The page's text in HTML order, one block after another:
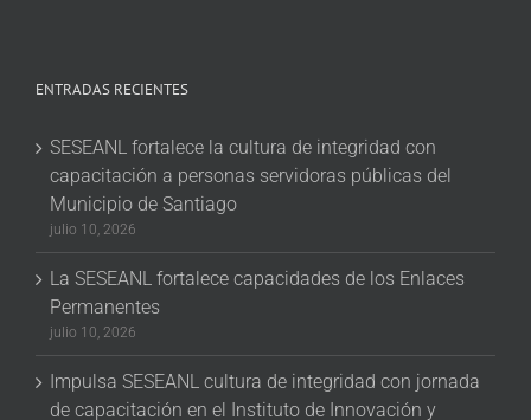
ENTRADAS RECIENTES
SESEANL fortalece la cultura de integridad con
capacitación a personas servidoras públicas del
Municipio de Santiago
julio 10, 2026
La SESEANL fortalece capacidades de los Enlaces
Permanentes
julio 10, 2026
Impulsa SESEANL cultura de integridad con jornada
de capacitación en el Instituto de Innovación y